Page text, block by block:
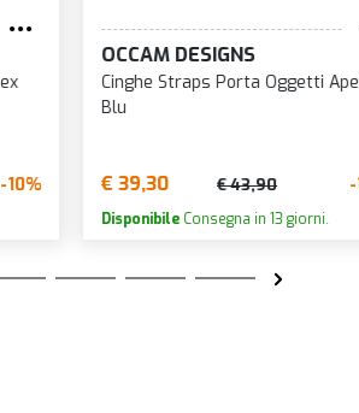
OCCAM DESIGNS
Cinghe Straps Porta Oggetti Apex
€ 39,30 € 43,90 -10%
Consegna in 13 giorni.